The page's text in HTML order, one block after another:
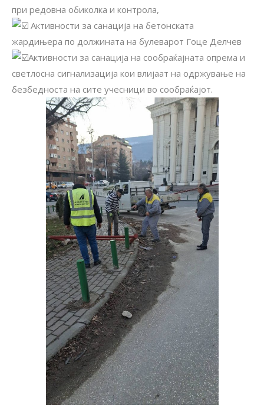
при редовна обиколка и контрола,
Активности за санација на бетонската
жардињера по должината на булеварот Гоце Делчев
Активности за санација на сообраќајната опрема и
светлосна сигнализација кои влијаат на одржување на
безбедноста на сите учесници во сообраќајот.